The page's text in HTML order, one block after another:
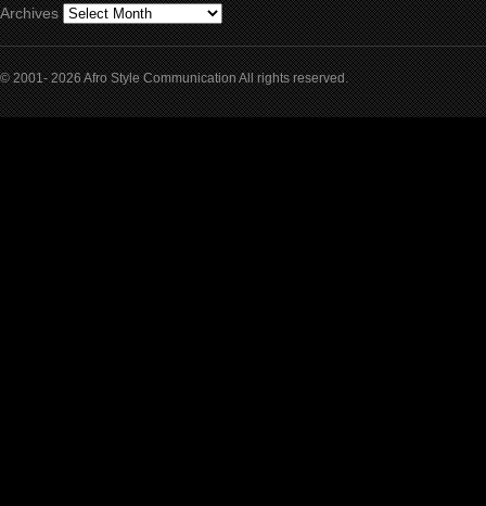
Archives
© 2001- 2026 Afro Style Communication All rights reserved.